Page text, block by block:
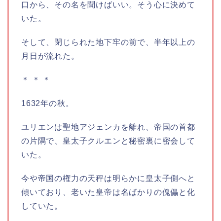
口から、その名を聞けばいい。そう心に決めて
いた。
そして、閉じられた地下牢の前で、半年以上の
月日が流れた。
＊ ＊ ＊
1632年の秋。
ユリエンは聖地アジェンカを離れ、帝国の首都
の片隅で、皇太子クルエンと秘密裏に密会して
いた。
今や帝国の権力の天秤は明らかに皇太子側へと
傾いており、老いた皇帝は名ばかりの傀儡と化
していた。